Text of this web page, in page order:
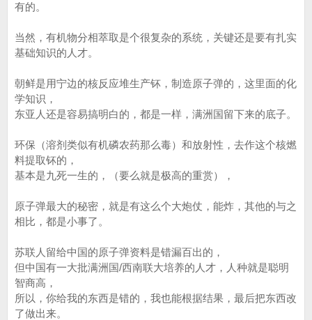
有的。
当然，有机物分相萃取是个很复杂的系统，关键还是要有扎实
基础知识的人才。
朝鲜是用宁边的核反应堆生产钚，制造原子弹的，这里面的化
学知识，
东亚人还是容易搞明白的，都是一样，满洲国留下来的底子。
环保（溶剂类似有机磷农药那么毒）和放射性，去作这个核燃
料提取钚的，
基本是九死一生的，（要么就是极高的重赏），
原子弹最大的秘密，就是有这么个大炮仗，能炸，其他的与之
相比，都是小事了。
苏联人留给中国的原子弹资料是错漏百出的，
但中国有一大批满洲国/西南联大培养的人才，人种就是聪明
智商高，
所以，你给我的东西是错的，我也能根据结果，最后把东西改
了做出来。